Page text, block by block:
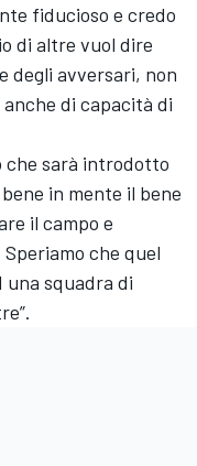
fiducioso e credo
di altre vuol dire
degli avversari, non
di capacità di
che sarà introdotto
in mente il bene
il campo e
che quel
una squadra di